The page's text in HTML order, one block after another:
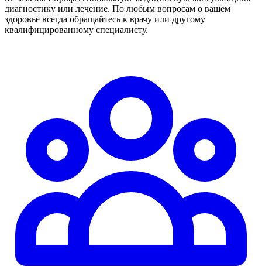
диагностику или лечение. По любым вопросам о вашем
здоровье всегда обращайтесь к врачу или другому
квалифицированному специалисту.